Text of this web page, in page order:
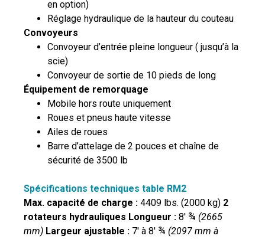
en option)
Réglage hydraulique de la hauteur du couteau
Convoyeurs
Convoyeur d’entrée pleine longueur ( jusqu’à la
scie)
Convoyeur de sortie de 10 pieds de long
Équipement de remorquage
Mobile hors route uniquement
Roues et pneus haute vitesse
Ailes de roues
Barre d’attelage de 2 pouces et chaîne de
sécurité de 3500 lb
Spécifications techniques table RM2
Max. capacité de charge : 4409 lbs. (2000 kg) 2
rotateurs hydrauliques Longueur : 8′ ¾ (2665
mm) Largeur ajustable : 7′ à 8′ ¾ (2097 mm à